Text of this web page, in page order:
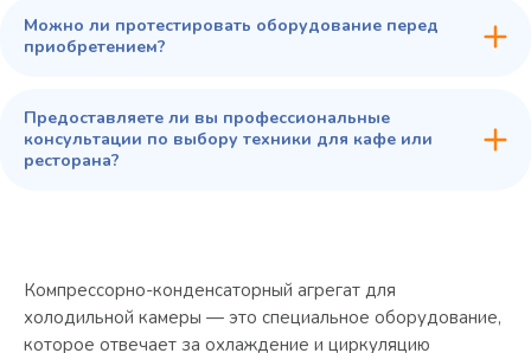
Можно ли протестировать оборудование перед
приобретением?
Предоставляете ли вы профессиональные
консультации по выбору техники для кафе или
ресторана?
Компрессорно-конденсаторный агрегат для
холодильной камеры — это специальное оборудование,
которое отвечает за охлаждение и циркуляцию